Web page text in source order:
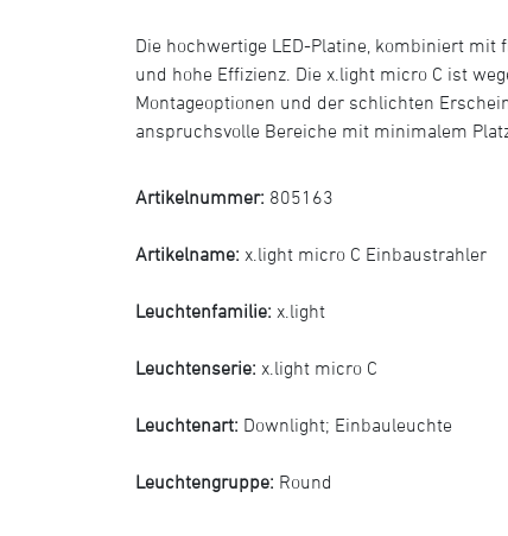
Die hochwertige LED-Platine, kombiniert
und hohe Effizienz. Die x.light micro C ist
Montageoptionen und der schlichten
anspruchsvolle Bereiche mit minimalem
Artikelnummer: 805163
Artikelname: x.light micro C Einbaustrahler
Leuchtenfamilie: x.light
Leuchtenserie: x.light micro C
Leuchtenart: Downlight; Einbauleuchte
Leuchtengruppe: Round